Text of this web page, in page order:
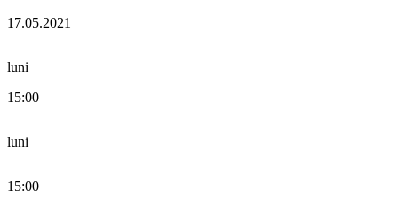
17.05.2021
luni
15:00
luni
15:00